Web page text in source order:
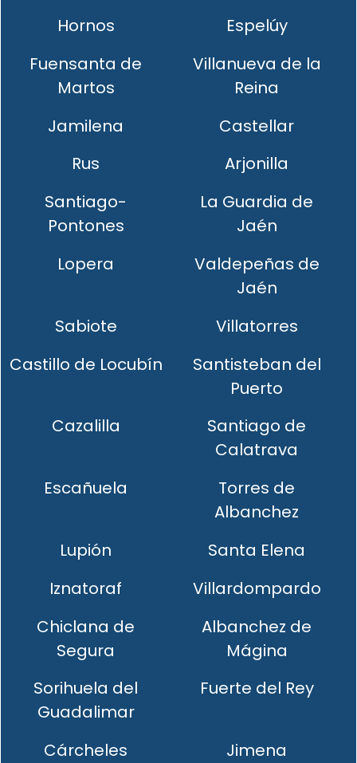
Hornos
Espelúy
Fuensanta de
Martos
Villanueva de la
Reina
Jamilena
Castellar
Rus
Arjonilla
Santiago-
Pontones
La Guardia de
Jaén
Lopera
Valdepeñas de
Jaén
Sabiote
Villatorres
Castillo de Locubín
Santisteban del
Puerto
Cazalilla
Santiago de
Calatrava
Escañuela
Torres de
Albanchez
Lupión
Santa Elena
Iznatoraf
Villardompardo
Chiclana de
Segura
Albanchez de
Mágina
Sorihuela del
Guadalimar
Fuerte del Rey
Cárcheles
Jimena